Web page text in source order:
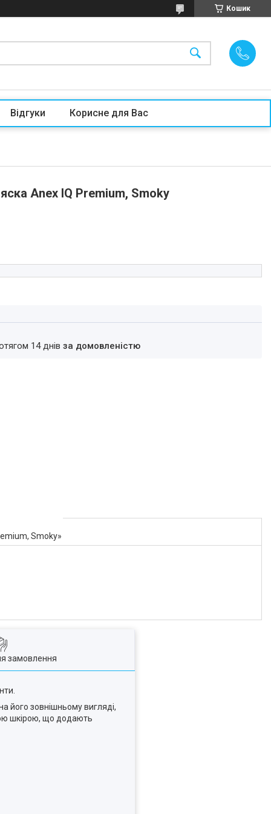
Кошик
Відгуки Корисне для Вас
Anex IQ Premium, Smoky
14 днівза домовленістю
Smoky»
замовлення
його зовнішньому вигляді,
шкірою, що додають